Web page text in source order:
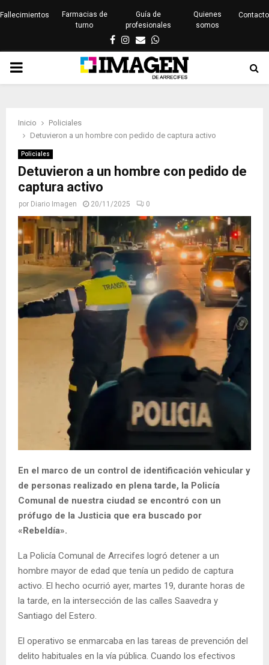
Fallecimientos
Farmacias de
turno
Guía de
profesionales
Quienes
somos
Contacto
Facebook
Instagram
EmailWhatsapp
PRIMARY
Inicio
Policiales
Detuvieron a un hombre con pedido de captura activo
Policiales
Detuvieron a un hombre con pedido de
captura activo
por Diario Imagen 20/11/2025 0
En el marco de un control de identificación vehicular y
de personas realizado en plena tarde, la Policía
Comunal de nuestra ciudad se encontró con un
prófugo de la Justicia que era buscado por
«Rebeldía».
La Policía Comunal de Arrecifes logró detener a un
hombre mayor de edad que tenía un pedido de captura
activo. El hecho ocurrió ayer, martes 19, durante horas de
la tarde, en la intersección de las calles Saavedra y
Santiago del Estero.
El operativo se enmarcaba en las tareas de prevención del
delito habituales en la vía pública. Cuando los efectivos